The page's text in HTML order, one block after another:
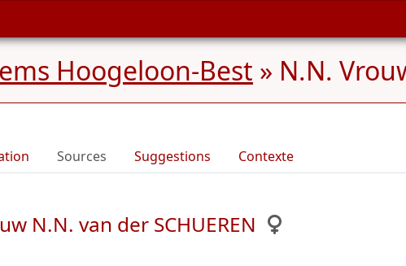
Hoogeloon-Best » N.N.
Sources Suggestions Contexte
N.N. van der SCHUEREN